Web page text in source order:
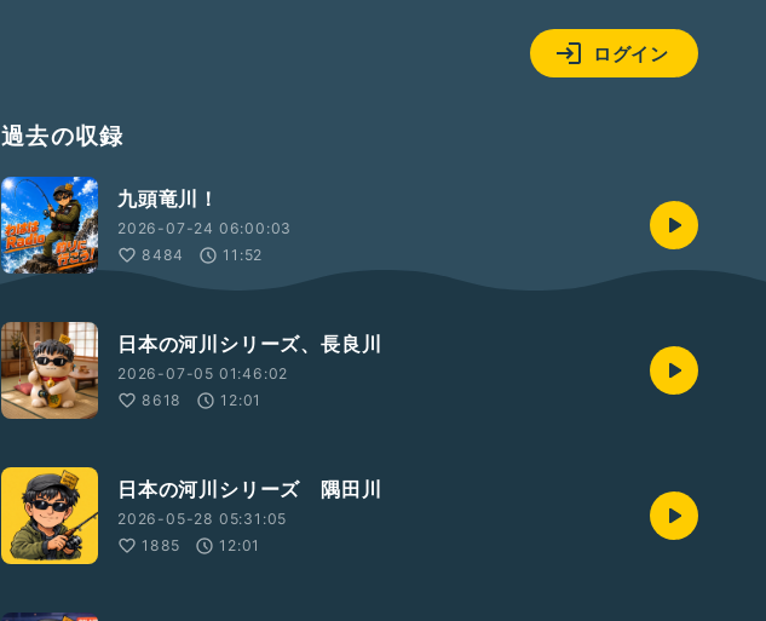
ログイン
過去の収録
九頭竜川！
2026-07-24 06:00:03
8484
11:52
日本の河川シリーズ、長良川
2026-07-05 01:46:02
8618
12:01
日本の河川シリーズ 隅田川
2026-05-28 05:31:05
1885
12:01